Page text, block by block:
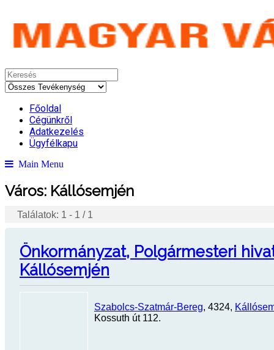
Főoldal
Cégünkről
Adatkezelés
Ügyfélkapu
Main Menu
Város: Kállósemjén
Találatok: 1 - 1 / 1
Önkormányzat, Polgármesteri
Kállósemjén
Szabolcs-Szatmár-Bereg, 4324,
Kossuth út 112.